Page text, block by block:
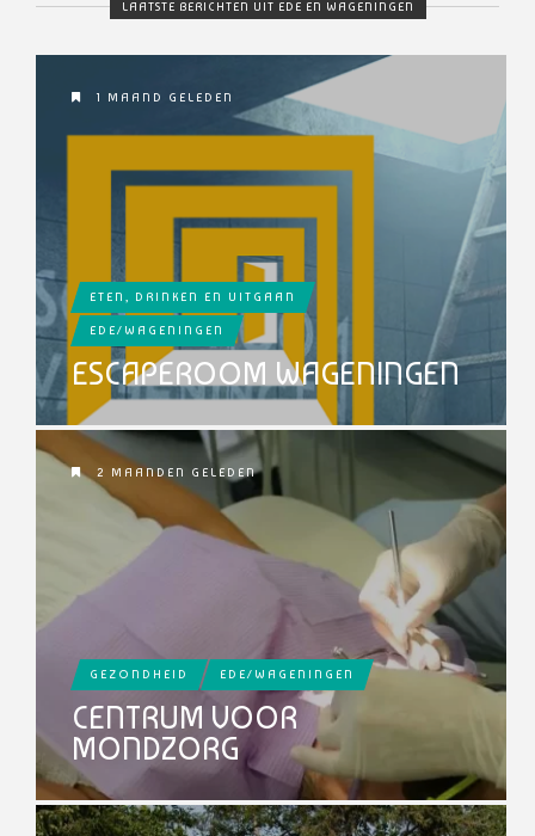
LAATSTE BERICHTEN UIT EDE EN WAGENINGEN
1 MAAND GELEDEN
ETEN, DRINKEN EN UITGAAN
EDE/WAGENINGEN
ESCAPEROOM WAGENINGEN
2 MAANDEN GELEDEN
GEZONDHEID EDE/WAGENINGEN
CENTRUM VOOR
MONDZORG